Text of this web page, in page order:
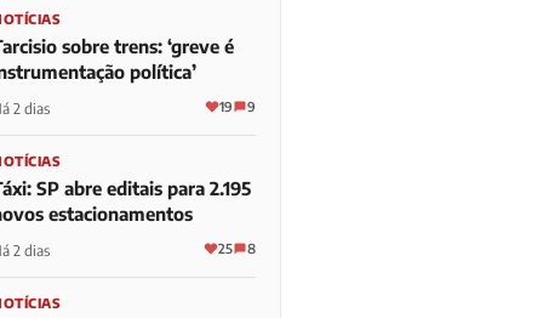
sobre trens: ‘greve é
política’
2 dias 19 9
SP abre editais para 2.195
estacionamentos
2 dias 25 8